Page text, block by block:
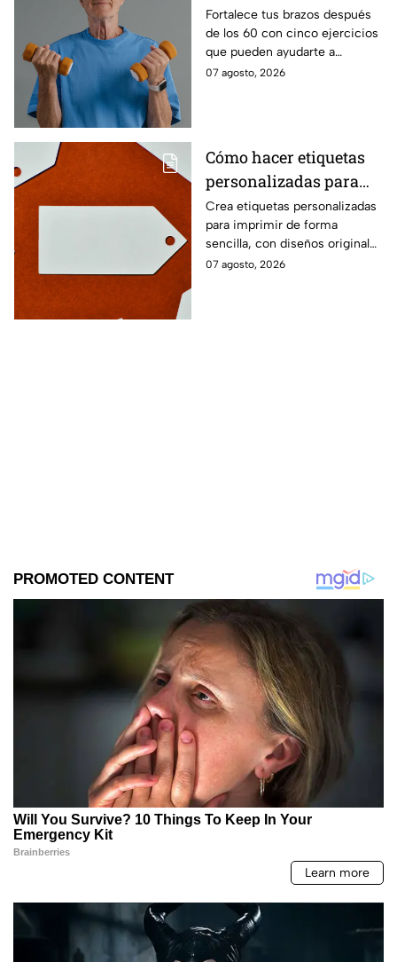
fuerza después de los
60
Fortalece tus brazos después
de los 60 con cinco ejercicios
que pueden ayudarte a
recuperar fuerza, movilidad y
07 agosto, 2026
Cómo hacer etiquetas
personalizadas para
imprimir
Crea etiquetas personalizadas
para imprimir de forma
sencilla, con diseños originales
y detalles adaptados a tus
07 agosto, 2026